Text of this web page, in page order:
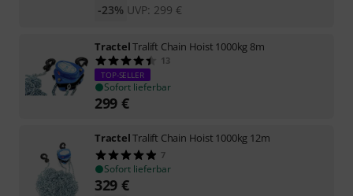
UVP: 299 €
-23%
TractelTralift Chain Hoist 1000kg 8m
13
TOP-SELLER
Sofort lieferbar
299 €
TractelTralift Chain Hoist 1000kg 12m
7
Sofort lieferbar
329 €